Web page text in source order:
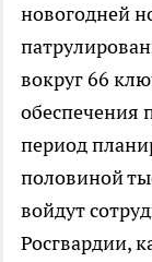
новогодней
вокруг 66
обеспечения
период
половиной
войдут
Росгвардии,